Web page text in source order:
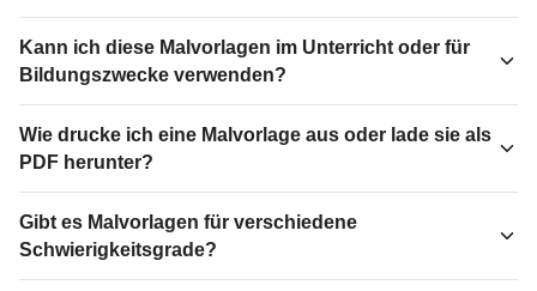
Kann ich diese Malvorlagen im Unterricht oder für
Bildungszwecke verwenden?
Wie drucke ich eine Malvorlage aus oder lade sie als
PDF herunter?
Gibt es Malvorlagen für verschiedene
Schwierigkeitsgrade?